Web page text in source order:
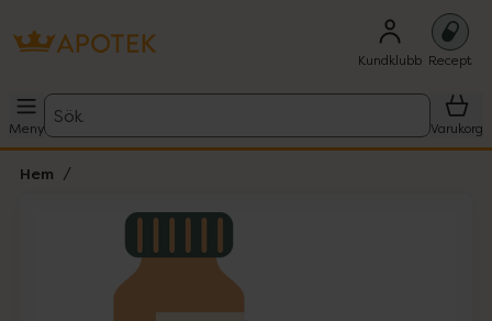
Kundklubb Recept
Meny
Sök
Varukorg
Hem
Lista: . Innehåller 1 objekt.